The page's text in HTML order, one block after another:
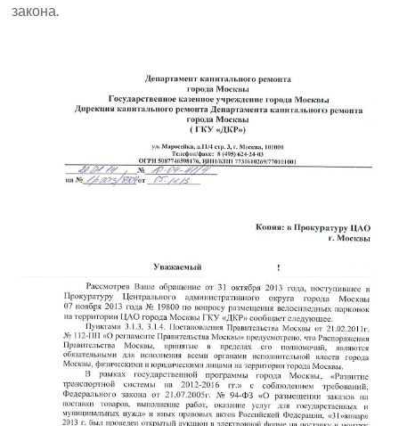
закона.